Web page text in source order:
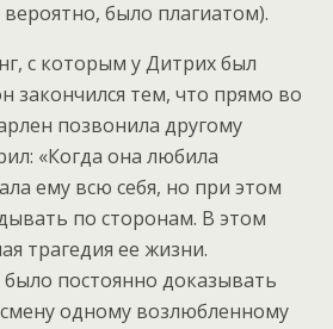
было плагиатом).
с которым у Дитрих был
закончился тем, что прямо во
позвонила другому
«Когда она любила
ему всю себя, но при этом
по сторонам. В этом
трагедия ее жизни.
постоянно доказывать
одному возлюбленному